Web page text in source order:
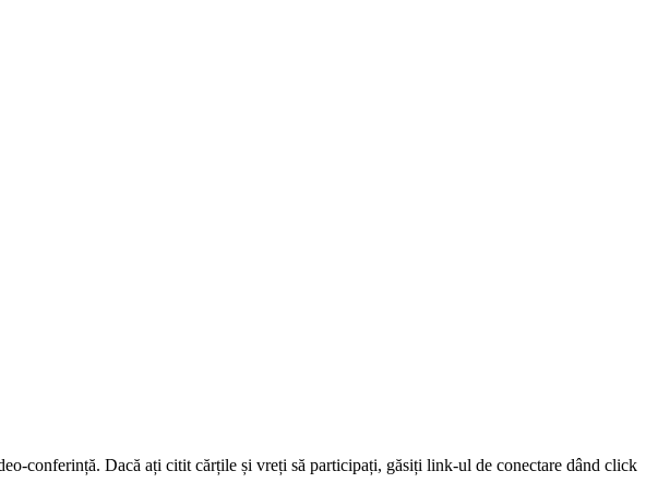
conferință. Dacă ați citit cărțile și vreți să participați, găsiți link-ul de conectare dând click